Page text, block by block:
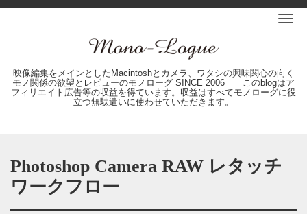
映像編集をメインとしたMacintoshとカメラ、ワタシの興味関心の向く
モノ関係の欲望とレビューのモノローグ SINCE 2006 このblogはア
フィリエイト広告等の収益を得ています。収益はすべてモノローグに役
立つ無駄遣いに使わせていただきます。
Photoshop Camera RAW レタッチ
ワークフロー